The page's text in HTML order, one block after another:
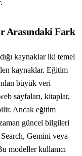
Arasındaki Fark
kaynaklar iki temel
kaynaklar. Eğitim
büyük veri
sayfaları, kitaplar,
Ancak eğitim
güncel bilgileri
Gemini veya
modeller kullanıcı